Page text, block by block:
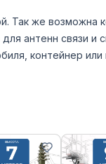
Так же возможна
антенн связи и
контейнер или